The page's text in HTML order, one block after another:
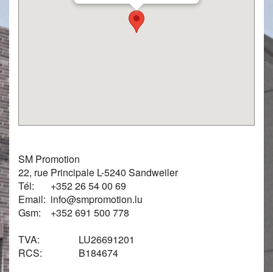
SM Promotion
22, rue Principale L-5240 Sandweiler
Tél:
+352 26 54 00 69
Email: info@smpromotion.lu
Gsm:
+352 691 500 778
TVA:
LU26691201
RCS:
B184674